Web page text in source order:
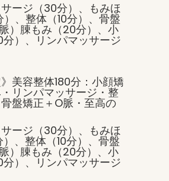
ージ（30分）、もみほ
、整体（10分）、骨盤
）腖もみ（20分）、小
）、リンパマッサージ
》美容整体180分：小顔矯
リンパマッサージ・整
盤矯正＋O脈・至高の
ージ（30分）、もみほ
、整体（10分）、骨盤
）腖もみ（20分）、小
）、リンパマッサージ